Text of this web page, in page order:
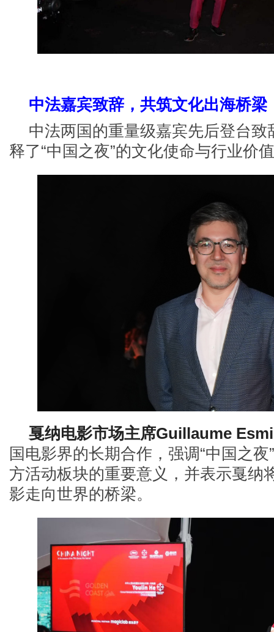
中法嘉宾致辞，共筑文化出海桥梁
中法两国的重量级嘉宾先后登台致
释了“中国之夜”的文化使命与行业价
戛纳电影市场主席Guillaume
国电影界的长期合作，强调“中国之
方活动板块的重要意义，并表示戛纳
影走向世界的桥梁。